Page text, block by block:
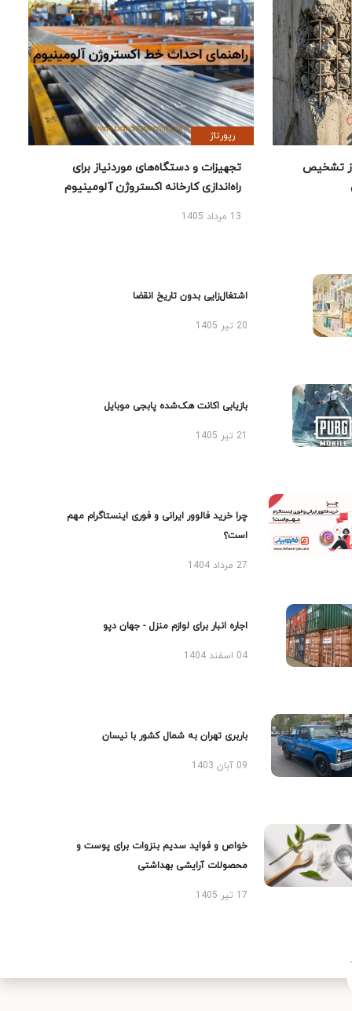
تشخیص
رپورتاژ
تجهیزات و دستگاه‌های موردنیاز برای
راه‌اندازی کارخانه اکستروژن آلومینیوم
13 مرداد 1405
اشتغال‌زایی بدون تاریخ انقضا
20 تیر 1405
بازیابی اکانت هک‌شده پابجی موبایل
چرا خرید فالوور ایرانی و فوری اینستاگرام مهم
است؟
27 مرداد 1404
اجاره انبار برای لوازم منزل - جهان دپو
04 اسفند 1404
باربری تهران به شمال کشور با نیسان
09 آبان 1403
خواص و فواید سدیم بنزوات برای پوست و
محصولات آرایشی بهداشتی
17 تیر 1405